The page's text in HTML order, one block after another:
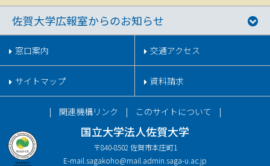
佐賀大学広報室からのお知らせ
窓口案内 交通アクセス
サイトマップ 資料請求
国立大学法人佐賀大学
〒840-8502 佐賀市本庄町1
E-mail. sagakoho@mail.admin.saga-u.ac.jp
関連機構リンク このサイトについて